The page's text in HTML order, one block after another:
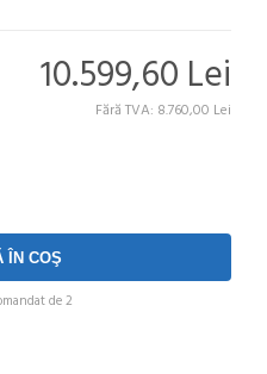
10.599,60 Lei
Fără TVA: 8.760,00 Lei
de 2